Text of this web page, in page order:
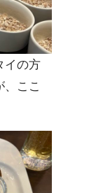
イの方
ここ